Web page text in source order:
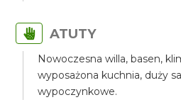
ATUTY
Nowoczesna willa, basen,
wyposażona kuchnia, duży
wypoczynkowe.